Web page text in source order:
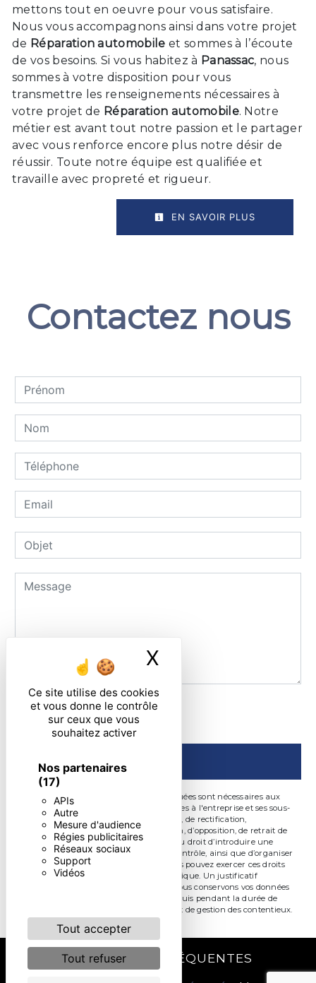
Ce site utilise des cookies
et vous donne le contrôle
sur ceux que vous
souhaitez activer
Nos partenaires
(17)
APIs
Autre
Mesure d'audience
Régies publicitaires
Réseaux sociaux
Support
Vidéos
Tout accepter
Tout refuser
X
mettons tout en oeuvre pour vous satisfaire.
Nous vous accompagnons ainsi dans votre projet
de Réparation automobile et sommes à l’écoute
de vos besoins. Si vous habitez à Panassac, nous
sommes à votre disposition pour vous
transmettre les renseignements nécessaires à
votre projet de Réparation automobile. Notre
métier est avant tout notre passion et le partager
avec vous renforce encore plus notre désir de
réussir. Toute notre équipe est qualifiée et
travaille avec propreté et rigueur.
EN SAVOIR PLUS
Contactez nous
En cochant cette case, j'accepte les conditions
particulières ci-dessous **
** Les données personnelles communiquées sont nécessaires aux
fins de vous contacter. Elles sont destinées à l'entreprise et ses sous-
traitants. Vous disposez de droits d’accès, de rectification,
d’effacement, de portabilité, de limitation, d’opposition, de retrait de
votre consentement à tout moment et du droit d’introduire une
réclamation auprès d’une autorité de contrôle, ainsi que d’organiser
le sort de vos données post-mortem. Vous pouvez exercer ces droits
par voie postale ou par courrier électronique. Un justificatif
d'identité pourra vous être demandé. Nous conservons vos données
pendant la période de prise de contact puis pendant la durée de
prescription légale aux fins probatoire et de gestion des contentieux.
RECHERCHES FRÉQUENTES